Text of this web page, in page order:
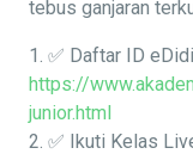
tebus ganjaran
1. ✅ Daftar ID
https://
junior.html
2. ✅ Ikuti Kelas